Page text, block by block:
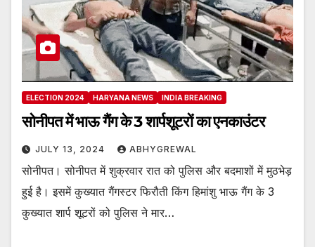
ELECTION 2024 HARYANA NEWS INDIA BREAKING
सोनीपत में भाऊ गैंग के 3 शार्पशूटरों का एनकाउंटर
JULY 13, 2024 ABHYGREWAL
सोनीपत। सोनीपत में शुक्रवार रात को पुलिस और बदमाशों में मुठभेड़
हुई है। इसमें कुख्यात गैंगस्टर फिरौती किंग हिमांशु भाऊ गैंग के 3
कुख्यात शार्प शूटरों को पुलिस ने मार…